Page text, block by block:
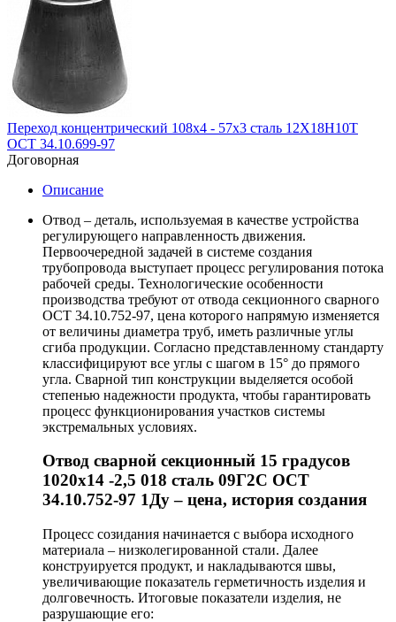
Переход концентрический 108х4 - 57х3 сталь 12Х18Н10Т
ОСТ 34.10.699-97
Договорная
Описание
Отвод – деталь, используемая в качестве устройства
регулирующего направленность движения.
Первоочередной задачей в системе создания
трубопровода выступает процесс регулирования потока
рабочей среды. Технологические особенности
производства требуют от отвода секционного сварного
ОСТ 34.10.752-97, цена которого напрямую изменяется
от величины диаметра труб, иметь различные углы
сгиба продукции. Согласно представленному стандарту
классифицируют все углы с шагом в 15° до прямого
угла. Сварной тип конструкции выделяется особой
степенью надежности продукта, чтобы гарантировать
процесс функционирования участков системы
экстремальных условиях.
Отвод сварной секционный 15 градусов
1020х14 -2,5 018 сталь 09Г2С ОСТ
34.10.752-97 1Ду – цена, история создания
Процесс созидания начинается с выбора исходного
материала – низколегированной стали. Далее
конструируется продукт, и накладываются швы,
увеличивающие показатель герметичность изделия и
долговечность. Итоговые показатели изделия, не
разрушающие его: